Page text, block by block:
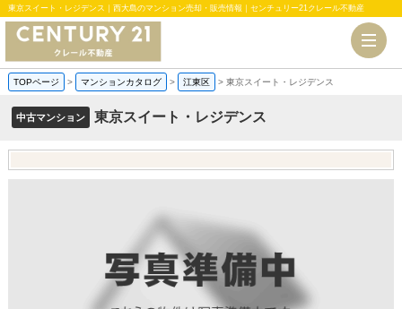
東京スイート・レジデンス｜西大島のマンション売却・販売情報｜センチュリー21クレール不動産
TOPページ > マンションカタログ > 江東区 > 東京スイート・レジデンス
中古マンション 東京スイート・レジデンス